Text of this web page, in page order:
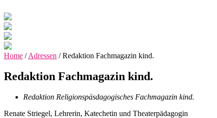
Home / Adressen /Redaktion Fachmagazin kind.
Redaktion Fachmagazin kind.
Redaktion Religionspäsdagogisches Fachmagazin kind.
Renate Striegel, Lehrerin, Katechetin und Theaterpädagogin